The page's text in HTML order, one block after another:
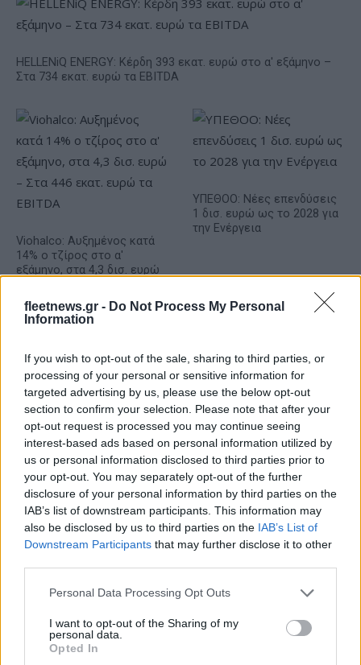
fleetnews.gr - Do Not Process My Personal
Information
If you wish to opt-out of the sale, sharing to third parties, or
processing of your personal or sensitive information for
targeted advertising by us, please use the below opt-out
section to confirm your selection. Please note that after your
opt-out request is processed you may continue seeing
interest-based ads based on personal information utilized by
us or personal information disclosed to third parties prior to
your opt-out. You may separately opt-out of the further
disclosure of your personal information by third parties on the
IAB’s list of downstream participants. This information may
also be disclosed by us to third parties on the IAB’s List of
Downstream Participants that may further disclose it to other
Please note that this website/app uses one or more Google
not limited to your visit or usage behaviour. You may click to
grant or deny consent to Google and its third-party tags to
use your data for below specified purposes in below Google
Personal Data Processing Opt Outs
I want to opt-out of the Sharing of my
personal data.
Opted In
HELLENiQ ENERGY: Κέρδη 393 εκατ. ευρώ στο α' εξάμηνο –
Στα 734 εκατ. ευρώ τα EBITDA
Viohalco: Αυξημένος κατά
14% ο τζίρος στο α'
εξάμηνο, στα 4,3 δισ. ευρώ
EBITDA
ΥΠΕΘΟΟ: Νέες επενδύσεις
1 δισ. ευρώ ως το 2028 για
την Ενέργεια
Η συμφωνία Arval-Athlon αναδιαμορφώνει την αγορά leasing
VW: Η δύσκολη εξίσωση
της αναδιάρθρωσης
18η συνεχόμενη χρονιά για
τον ΟΤΕ στη διεθνή σειρά
δεικτών FTSE4Good
Alpha Bank: Για πρώτη φορά το Αρχαίο Θέατρο Επιδαύρου